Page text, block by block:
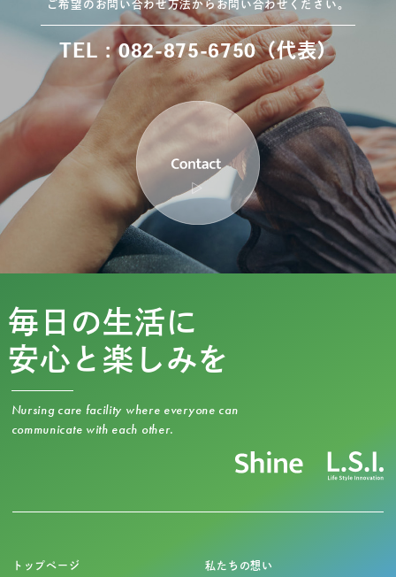
ご希望のお問い合わせ方法からお問い合わせください。
TEL：082-875-6750（代表）
毎日の生活に
安心と楽しみを
Nursing care facility where everyone can
communicate with each other.
トップページ 私たちの想い